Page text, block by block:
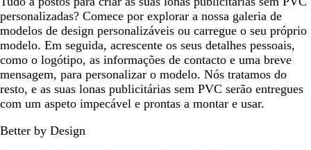
personalizadas? Comece por explorar a nossa galeria de
modelos de design personalizáveis ou carregue o seu próprio
modelo. Em seguida, acrescente os seus detalhes pessoais,
como o logótipo, as informações de contacto e uma breve
mensagem, para personalizar o modelo. Nós tratamos do
resto, e as suas lonas publicitárias sem PVC serão entregues
com um aspeto impecável e prontas a montar e usar.
Better by Design